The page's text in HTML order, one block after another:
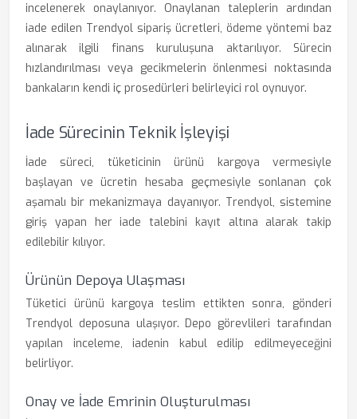
incelenerek onaylanıyor. Onaylanan taleplerin ardından
iade edilen Trendyol sipariş ücretleri, ödeme yöntemi baz
alınarak ilgili finans kuruluşuna aktarılıyor. Sürecin
hızlandırılması veya gecikmelerin önlenmesi noktasında
bankaların kendi iç prosedürleri belirleyici rol oynuyor.
İade Sürecinin Teknik İşleyişi
İade süreci, tüketicinin ürünü kargoya vermesiyle
başlayan ve ücretin hesaba geçmesiyle sonlanan çok
aşamalı bir mekanizmaya dayanıyor. Trendyol, sistemine
giriş yapan her iade talebini kayıt altına alarak takip
edilebilir kılıyor.
Ürünün Depoya Ulaşması
Tüketici ürünü kargoya teslim ettikten sonra, gönderi
Trendyol deposuna ulaşıyor. Depo görevlileri tarafından
yapılan inceleme, iadenin kabul edilip edilmeyeceğini
belirliyor.
Onay ve İade Emrinin Oluşturulması